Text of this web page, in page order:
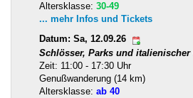
Altersklasse: 30-49
... mehr Infos und Tickets
Datum: Sa, 12.09.26
Schlösser, Parks und
Zeit: 11:00 - 17:30 Uhr
Genußwanderung (14 km)
Altersklasse: ab 40